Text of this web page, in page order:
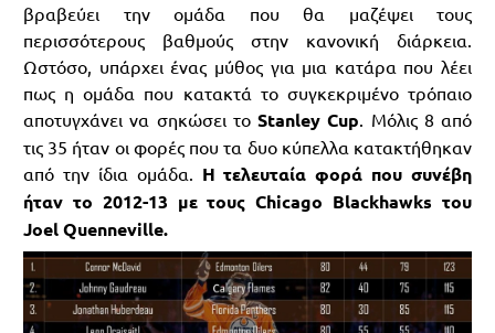
βραβεύει την ομάδα που θα μαζέψει τους
περισσότερους βαθμούς στην κανονική διάρκεια.
Ωστόσο, υπάρχει ένας μύθος για μια κατάρα που λέει
πως η ομάδα που κατακτά το συγκεκριμένο τρόπαιο
αποτυγχάνει να σηκώσει το Stanley Cup. Μόλις 8 από
τις 35 ήταν οι φορές που τα δυο κύπελλα κατακτήθηκαν
από την ίδια ομάδα. Η τελευταία φορά που συνέβη
ήταν το 2012-13 με τους Chicago Blackhawks του
Joel Quenneville.